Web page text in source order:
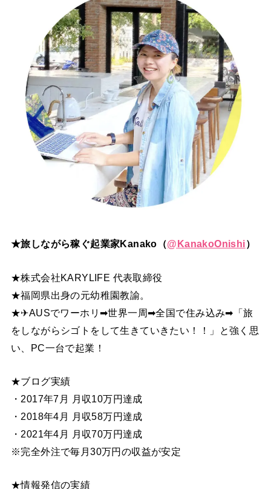
★旅しながら稼ぐ起業家Kanako（@KanakoOnishi）
★株式会社KARYLIFE 代表取締役
★福岡県出身の元幼稚園教諭。
★✈AUSでワーホリ➡世界一周➡全国で住み込み➡「旅
をしながらシゴトをして生きていきたい！！」と強く思
い、PC一台で起業！
★ブログ実績
・2017年7月 月収10万円達成
・2018年4月 月収58万円達成
・2021年4月 月収70万円達成
※完全外注で毎月30万円の収益が安定
★情報発信の実績